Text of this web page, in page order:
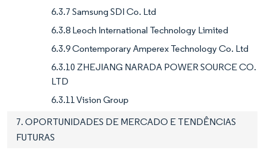
6.3.7 Samsung SDI Co. Ltd
6.3.8 Leoch International Technology Limited
6.3.9 Contemporary Amperex Technology Co. Ltd
6.3.10 ZHEJIANG NARADA POWER SOURCE CO.
LTD
6.3.11 Vision Group
7. OPORTUNIDADES DE MERCADO E TENDÊNCIAS
FUTURAS